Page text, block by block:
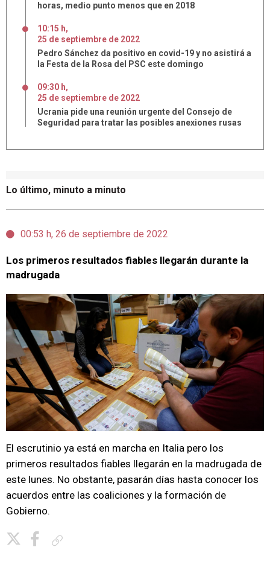
Lo último, minuto a minuto
00:53 h, 26 de septiembre de 2022
Los primeros resultados fiables llegarán durante la
madrugada
El escrutinio ya está en marcha en Italia pero los
primeros resultados fiables llegarán en la madrugada de
este lunes. No obstante, pasarán días hasta conocer los
acuerdos entre las coaliciones y la formación de
Gobierno.
horas, medio punto menos que en 2018
10:15 h,
25 de septiembre de 2022
Pedro Sánchez da positivo en covid-19 y no asistirá a
la Festa de la Rosa del PSC este domingo
09:30 h,
25 de septiembre de 2022
Ucrania pide una reunión urgente del Consejo de
Seguridad para tratar las posibles anexiones rusas